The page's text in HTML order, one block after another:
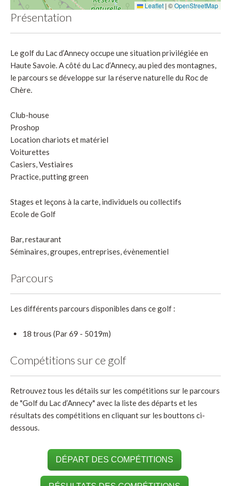
Leaflet | ©OpenStreetMap
Présentation
Le golf du Lac d’Annecy occupe une situation privilégiée en
Haute Savoie. A côté du Lac d’Annecy, au pied des montagnes,
le parcours se développe sur la réserve naturelle du Roc de
Chère.
Club-house
Proshop
Location chariots et matériel
Voiturettes
Casiers, Vestiaires
Practice, putting green
Stages et leçons à la carte, individuels ou collectifs
Ecole de Golf
Bar, restaurant
Séminaires, groupes, entreprises, évènementiel
Parcours
Les différents parcours disponibles dans ce golf :
18 trous (Par 69 - 5019m)
Compétitions sur ce golf
Retrouvez tous les détails sur les compétitions sur le parcours
de "Golf du Lac d’Annecy" avec la liste des départs et les
résultats des compétitions en cliquant sur les bouttons ci-
dessous.
DÉPART DES COMPÉTITIONS